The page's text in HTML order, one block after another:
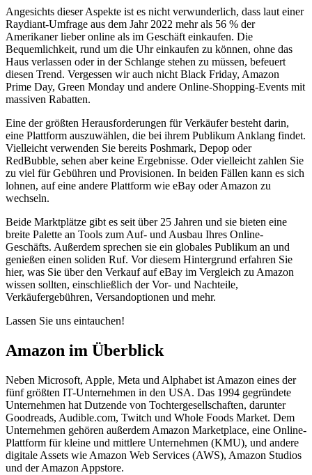
Angesichts dieser Aspekte ist es nicht verwunderlich, dass laut einer
Raydiant-Umfrage aus dem Jahr 2022 mehr als 56 % der
Amerikaner lieber online als im Geschäft einkaufen. Die
Bequemlichkeit, rund um die Uhr einkaufen zu können, ohne das
Haus verlassen oder in der Schlange stehen zu müssen, befeuert
diesen Trend. Vergessen wir auch nicht Black Friday, Amazon
Prime Day, Green Monday und andere Online-Shopping-Events mit
massiven Rabatten.
Eine der größten Herausforderungen für Verkäufer besteht darin,
eine Plattform auszuwählen, die bei ihrem Publikum Anklang findet.
Vielleicht verwenden Sie bereits Poshmark, Depop oder
RedBubble, sehen aber keine Ergebnisse. Oder vielleicht zahlen Sie
zu viel für Gebühren und Provisionen. In beiden Fällen kann es sich
lohnen, auf eine andere Plattform wie eBay oder Amazon zu
wechseln.
Beide Marktplätze gibt es seit über 25 Jahren und sie bieten eine
breite Palette an Tools zum Auf- und Ausbau Ihres Online-
Geschäfts. Außerdem sprechen sie ein globales Publikum an und
genießen einen soliden Ruf. Vor diesem Hintergrund erfahren Sie
hier, was Sie über den Verkauf auf eBay im Vergleich zu Amazon
wissen sollten, einschließlich der Vor- und Nachteile,
Verkäufergebühren, Versandoptionen und mehr.
Lassen Sie uns eintauchen!
Amazon im Überblick
Neben Microsoft, Apple, Meta und Alphabet ist Amazon eines der
fünf größten IT-Unternehmen in den USA. Das 1994 gegründete
Unternehmen hat Dutzende von Tochtergesellschaften, darunter
Goodreads, Audible.com, Twitch und Whole Foods Market. Dem
Unternehmen gehören außerdem Amazon Marketplace, eine Online-
Plattform für kleine und mittlere Unternehmen (KMU), und andere
digitale Assets wie Amazon Web Services (AWS), Amazon Studios
und der Amazon Appstore.